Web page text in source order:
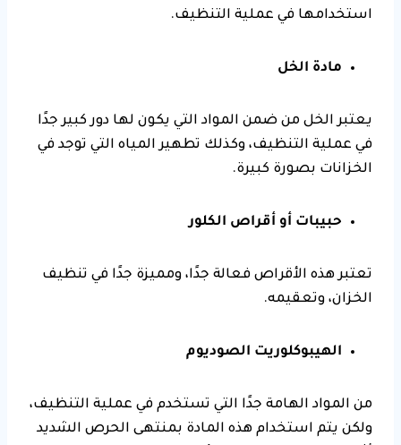
استخدامها في عملية التنظيف.
مادة الخل
يعتبر الخل من ضمن المواد التي يكون لها دور كبير جدًا
في عملية التنظيف، وكذلك تطهير المياه التي توجد في
الخزانات بصورة كبيرة.
حبيبات أو أقراص الكلور
تعتبر هذه الأقراص فعالة جدًا، ومميزة جدًا في تنظيف
الخزان، وتعقيمه.
الهيبوكلوريت الصوديوم
من المواد الهامة جدًا التي تستخدم في عملية التنظيف،
ولكن يتم استخدام هذه المادة بمنتهى الحرص الشديد